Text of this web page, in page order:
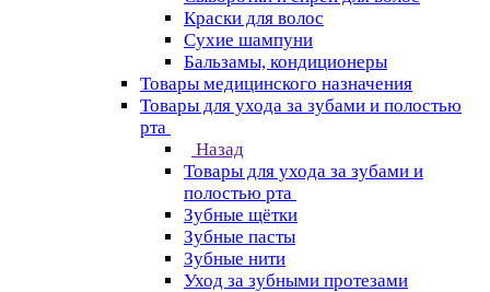
Краски для волос
Сухие шампуни
Бальзамы, кондиционеры
Товары медицинского назначения
Товары для ухода за зубами и полостью
рта
Назад
Товары для ухода за зубами и
полостью рта
Зубные щётки
Зубные пасты
Зубные нити
Уход за зубными протезами